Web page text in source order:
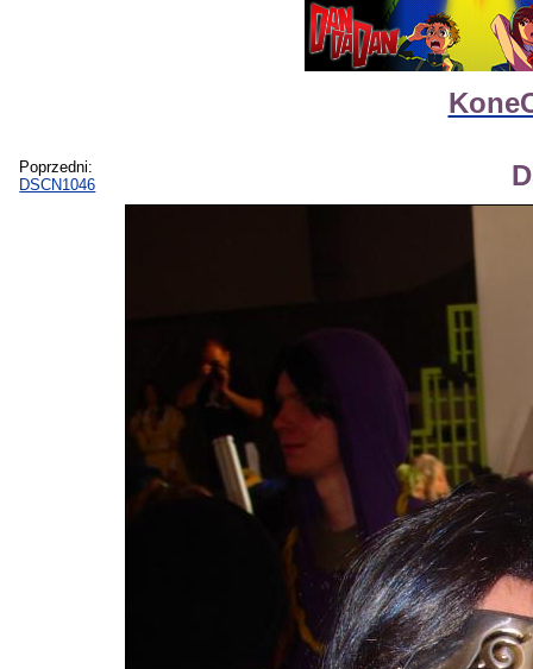
Poprzedni:
DSCN1046